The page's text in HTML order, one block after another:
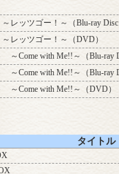
レッツゴー！～（Blu-ray
レッツゴー！～（DVD）
～Come with Me!!～（Blu-
～Come with Me!!～（Blu-ray
～Come with Me!!～（DVD）
タイトル